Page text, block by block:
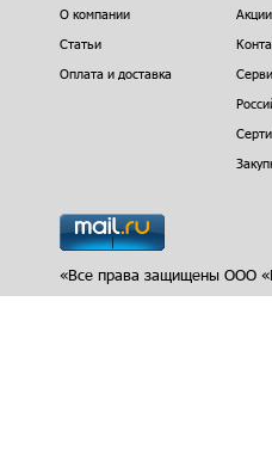
О компании
Статьи
Оплата и доставка
Акции
«Все права защищены ООО